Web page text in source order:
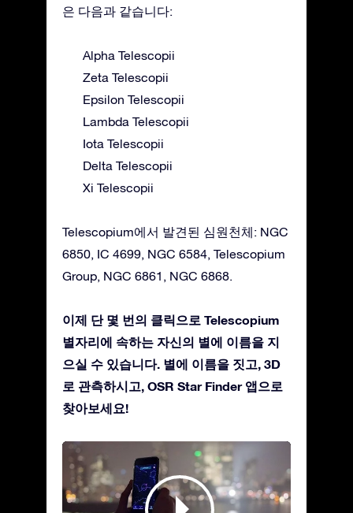
은 다음과 같습니다:
Alpha Telescopii
Zeta Telescopii
Epsilon Telescopii
Lambda Telescopii
Iota Telescopii
Delta Telescopii
Xi Telescopii
Telescopium에서 발견된 심원천체: NGC
6850, IC 4699, NGC 6584, Telescopium
Group, NGC 6861, NGC 6868.
이제 단 몇 번의 클릭으로 Telescopium
별자리에 속하는 자신의 별에 이름을 지
으실 수 있습니다. 별에 이름을 짓고, 3D
로 관측하시고, OSR Star Finder 앱으로
찾아보세요!